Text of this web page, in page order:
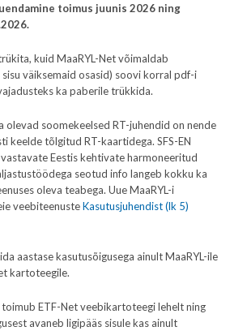
toimus juunis 2026 ning
kuid MaaRYL-Net võimaldab
väiksemaid osasid) soovi korral pdf-i
ka paberile trükkida.
olevad soomekeelsed RT-juhendid on nende
keelde tõlgitud RT-kaartidega. SFS-EN
Eestis kehtivate harmoneeritud
seotud info langeb kokku ka
oleva teabega. Uue MaaRYL-i
veebiteenusteKasutusjuhendist (lk 5)
aastase kasutusõigusega ainult MaaRYL-ile
kartoteegile.
toimub ETF-Net veebikartoteegi lehelt ning
avaneb ligipääs sisule kas ainult